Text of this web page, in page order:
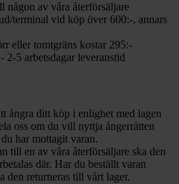
någon av våra återförsäljare
terminal vid köp över 600:-, annars
eller tomtgräns kostar 295:-
2-5 arbetsdagar leveranstid
ångra ditt köp i enlighet med lagen
oss om du vill nyttja ångerrätten
har mottagit varan.
till en av våra återförsäljare ska den
där. Har du beställt varan
den returneras till vårt lager.